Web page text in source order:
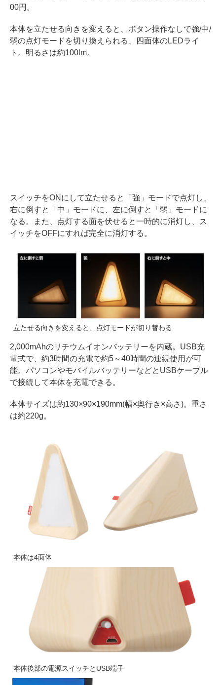
00円。
本体を立たせる向きを変えると、ボタン操作なしで強/中/
弱の点灯モードを切り換えられる、四面体のLEDライ
ト。明るさは約100lm。
スイッチをONにして立たせると「強」モードで点灯し、
右に倒すと「中」モードに、左に倒すと「弱」モードに
なる。また、点灯する面を伏せると一時的に消灯し、ス
イッチをOFFにすれば完全に消灯する。
立たせる向きを変えると、点灯モードが切り替わる
2,000mAhのリチウムイオンバッテリーを内蔵。USB充
電式で、約3時間の充電で約5～40時間の連続使用が可
能。パソコンやモバイルバッテリーなどとUSBケーブル
で接続して本体を充電できる。
本体サイズは約130×90×190mm(幅×奥行き×高さ)。重さ
は約220g。
本体は4面体
本体後部の電源スイッチとUSB端子